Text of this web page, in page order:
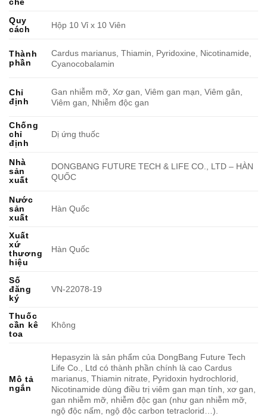
Quy
cách
Hộp 10 Vỉ x 10 Viên
Thành
phần
Cardus marianus, Thiamin, Pyridoxine, Nicotinamide,
Cyanocobalamin
Chỉ
định
Gan nhiễm mỡ, Xơ gan, Viêm gan mạn, Viêm gân,
Viêm gan, Nhiễm độc gan
Chống
chỉ
định
Dị ứng thuốc
Nhà
sản
xuất
DONGBANG FUTURE TECH & LIFE CO., LTD – HÀN
QUỐC
Nước
sản
xuất
Hàn Quốc
Xuất
xứ
thương
hiệu
Hàn Quốc
Số
đăng
ký
VN-22078-19
Thuốc
cần kê
toa
Không
Mô tả
ngắn
Hepasyzin là sản phẩm của DongBang Future Tech
Life Co., Ltd có thành phần chính là cao Cardus
marianus, Thiamin nitrate, Pyridoxin hydrochlorid,
Nicotinamide dùng điều trị viêm gan mạn tính, xơ gan,
gan nhiễm mỡ, nhiễm độc gan (như gan nhiễm mỡ,
ngộ độc nấm, ngộ độc carbon tetraclorid…).